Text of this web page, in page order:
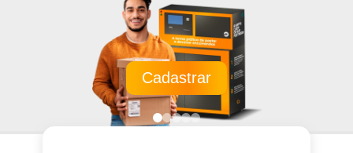
Cadastrar